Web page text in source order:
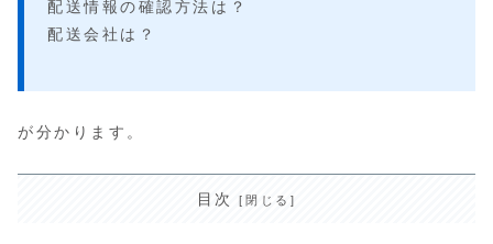
配送情報の確認方法は？
配送会社は？
が分かります。
目次